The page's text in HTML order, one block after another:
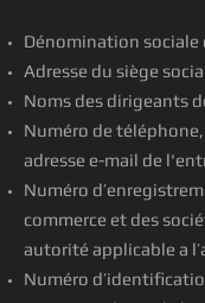
Dénomination sociale
Adresse du siège
Noms des dirigeants
Numéro de
adresse e-mail de
Numéro
commerce et des
autorité applicable a
Numéro